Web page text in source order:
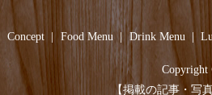
Concept Food Menu Drink Menu
Copyright
【掲載の記事・写